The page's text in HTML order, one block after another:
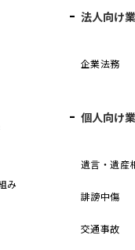
み
法人向け
企業法務
個人向け
遺言・遺産
誹謗中傷
交通事故